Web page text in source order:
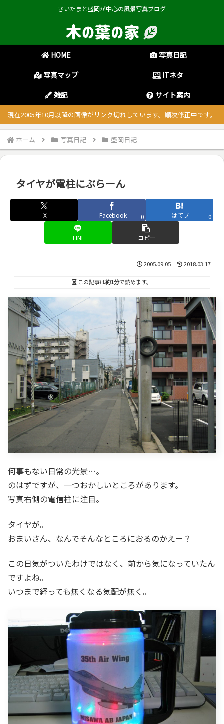
さいたまと盛岡が中心の風景写真ブログ
HOME
写真日記
写真マップ
ITネタ
雑記
サイト案内
現在2005年10月以降の画像がリンク切れしています。順次修正中です。
ホーム 写真日記 盛岡日記
タイヤが電柱にぶらーん
X Facebook 0 はてブ 0
LINE コピー
2005.09.05 2018.03.17
この記事は約1分で読めます。
何事もない日常の光景…。
のはずですが、一つおかしいところがあります。
写真右側の電信柱に注目。
タイヤが。
おまいさん、なんでそんなところにおるのかえー？
この日気がついたわけではなく、前から気になっていたん
ですよね。
いつまで経っても無くなる気配が無く。